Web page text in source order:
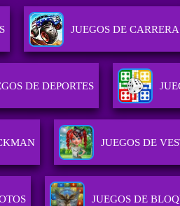
JUEGOS DE
DE DEPORTES
JUEGOS DE
JUEGOS DE